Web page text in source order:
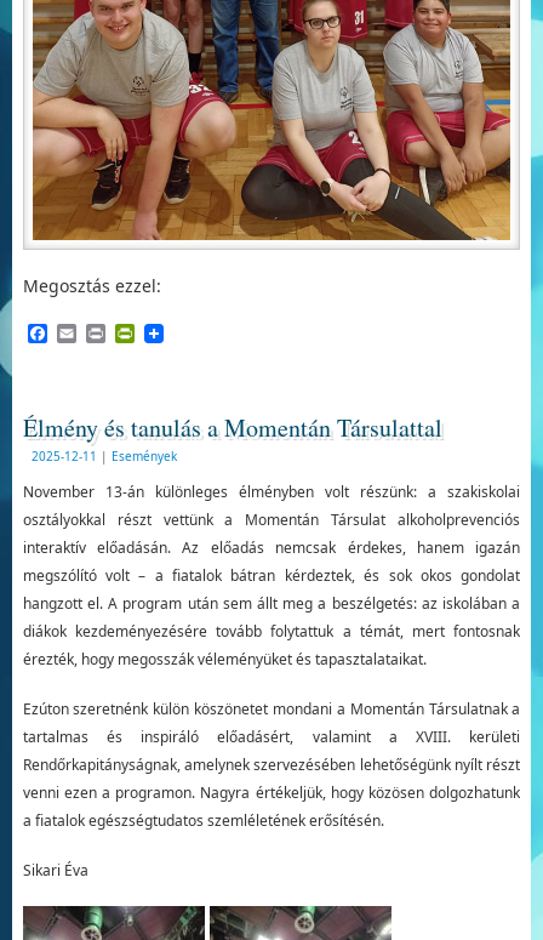
Megosztás ezzel:
Facebook
EmailPrintPrintFriendly
Élmény és tanulás a Momentán Társulattal
2025-12-11 | Események
November 13-án különleges élményben volt részünk: a szakiskolai
osztályokkal részt vettünk a Momentán Társulat alkoholprevenciós
interaktív előadásán. Az előadás nemcsak érdekes, hanem igazán
megszólító volt – a fiatalok bátran kérdeztek, és sok okos gondolat
hangzott el. A program után sem állt meg a beszélgetés: az iskolában a
diákok kezdeményezésére tovább folytattuk a témát, mert fontosnak
érezték, hogy megosszák véleményüket és tapasztalataikat.
Ezúton szeretnénk külön köszönetet mondani a Momentán Társulatnak a
tartalmas és inspiráló előadásért, valamint a XVIII. kerületi
Rendőrkapitányságnak, amelynek szervezésében lehetőségünk nyílt részt
venni ezen a programon. Nagyra értékeljük, hogy közösen dolgozhatunk
a fiatalok egészségtudatos szemléletének erősítésén.
Sikari Éva